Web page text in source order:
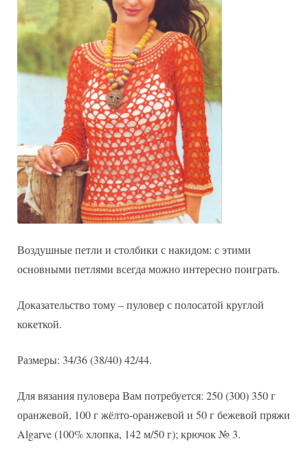
Воздушные петли и столбики с накидом: с этими
основными петлями всегда можно интересно поиграть.
Доказательство тому – пуловер с полосатой круглой
кокеткой.
Размеры: 34/36 (38/40) 42/44.
Для вязания пуловера Вам потребуется: 250 (300) 350 г
оранжевой, 100 г жёлто-оранжевой и 50 г бежевой пряжи
Algarve (100% хлопка, 142 м/50 г); крючок № 3.